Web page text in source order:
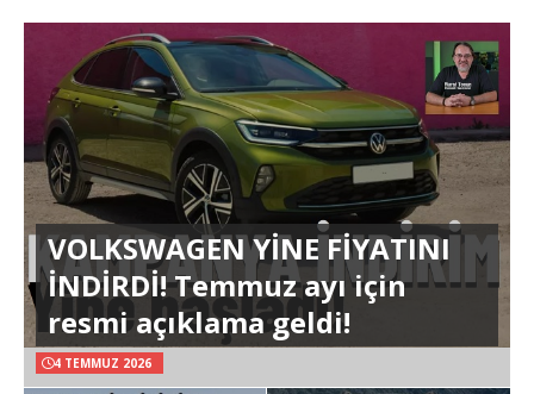
VOLKSWAGEN YİNE FİYATINI
İNDİRDİ! Temmuz ayı için
resmi açıklama geldi!
4 TEMMUZ 2026